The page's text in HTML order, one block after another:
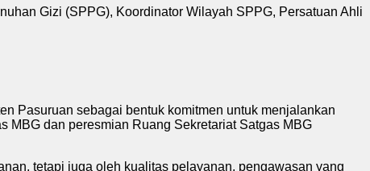
Gizi (SPPG), Koordinator Wilayah SPPG, Persatuan Ahli
Pasuruan sebagai bentuk komitmen untuk menjalankan
MBG dan peresmian Ruang Sekretariat Satgas MBG
tetapi juga oleh kualitas pelayanan, pengawasan yang